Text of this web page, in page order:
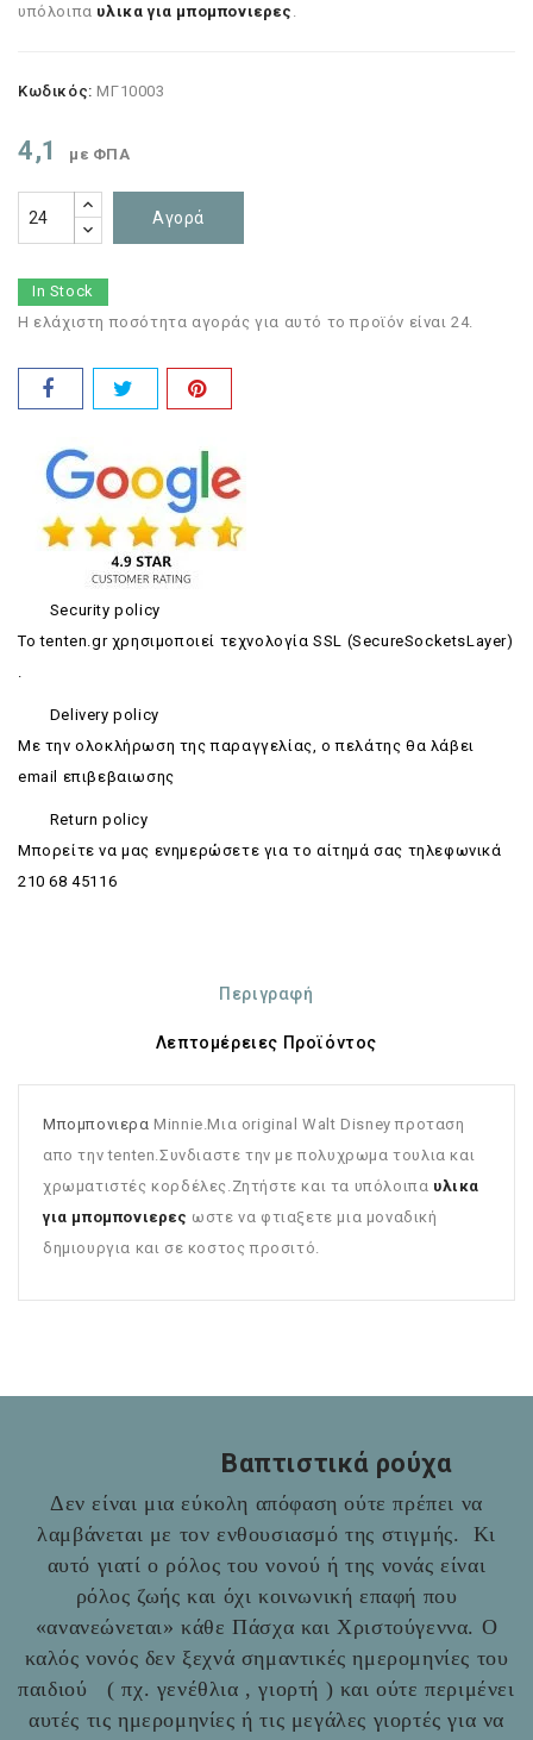
υπόλοιπα υλικα για μπομπονιερες
Κωδικός: ΜΓ10003
4,1 με ΦΠΑ
Αγορά
In Stock
Η ελάχιστη ποσότητα αγοράς για αυτό το προϊόν είναι 24.
Security policy
Το tenten.gr χρησιμοποιεί τεχνολογία SSL (SecureSocketsLayer)
Delivery policy
Με την ολοκλήρωση της παραγγελίας, ο πελάτης θα λάβει
email επιβεβαιωσης
Return policy
Mπορείτε να μας ενημερώσετε για το αίτημά σας τηλεφωνικά
210 68 45116
Περιγραφή
Λεπτομέρειες Προϊόντος
Μπομπονιερα Minnie.Μια original Walt Disney προταση
απο την tenten.Συνδιαστε την με πολυχρωμα τουλια και
χρωματιστές κορδέλες.Ζητήστε και τα υπόλοιπα υλικα
για μπομπονιερες ωστε να φτιαξετε μια μοναδική
δημιουργια και σε κοστος προσιτό.
Βαπτιστικά ρούχα
Δεν είναι μια εύκολη απόφαση ούτε πρέπει να
λαμβάνεται με τον ενθουσιασμό της στιγμής. Κι
αυτό γιατί ο ρόλος του νονού ή της νονάς είναι
ρόλος ζωής και όχι κοινωνική επαφή που
«ανανεώνεται» κάθε Πάσχα και Χριστούγεννα. Ο
καλός νονός δεν ξεχνά σημαντικές ημερομηνίες του
παιδιού ( πχ. γενέθλια , γιορτή ) και ούτε περιμένει
αυτές τις ημερομηνίες ή τις μεγάλες γιορτές για να